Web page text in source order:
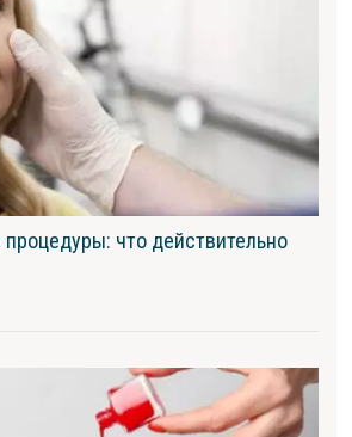
что действительно